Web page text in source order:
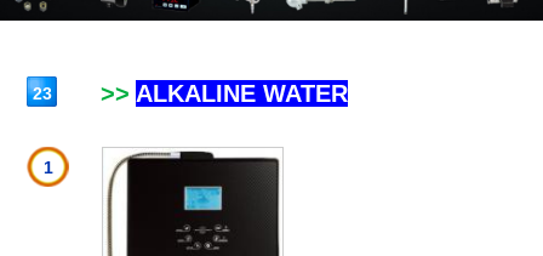
23 >> ALKALINE WATER
1